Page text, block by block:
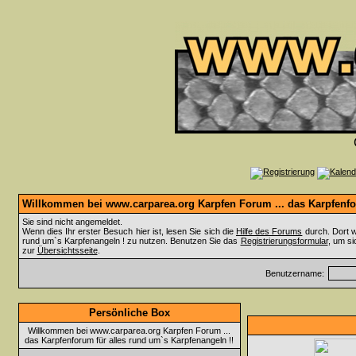
Willkommen bei www.carparea.org Karpfen Forum ... das
Sie sind nicht angemeldet.
Wenn dies Ihr erster Besuch hier ist, lesen Sie sich die Hilfe des Forums durch. Dort
rund um`s Karpfenangeln ! zu nutzen. Benutzen Sie das Registrierungsformular, um
zur Übersichtsseite.
Benutzername:
Persönliche Box
Willkommen bei www.carparea.org Karpfen Forum ...
das Karpfenforum für alles rund um`s Karpfenangeln !!